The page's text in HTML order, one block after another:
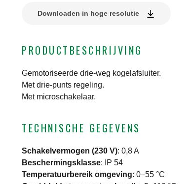
Downloaden in hoge resolutie
PRODUCTBESCHRIJVING
Gemotoriseerde drie-weg kogelafsluiter.
Met drie-punts regeling.
Met microschakelaar.
TECHNISCHE GEGEVENS
Schakelvermogen (230 V): 0,8 A
Beschermingsklasse:
IP 54
Temperatuurbereik omgeving: 0–55 °C